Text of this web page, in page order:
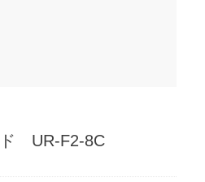
ド UR-F2-8C